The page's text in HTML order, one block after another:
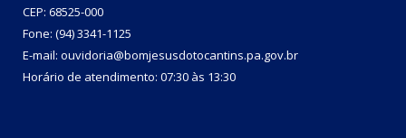
CEP: 68525-000
Fone: (94) 3341-1125
E-mail: ouvidoria@bomjesusdotocantins.pa.gov.br
Horário de atendimento: 07:30 às 13:30